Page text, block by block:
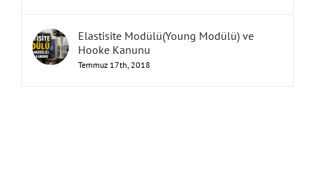
Elastisite Modülü(Young Modülü) ve
Hooke Kanunu
Temmuz 17th, 2018